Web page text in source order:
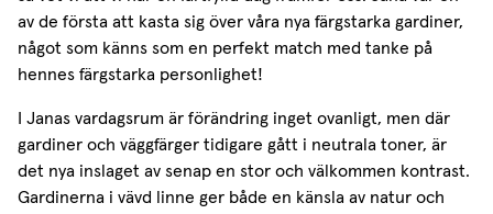
av de första att kasta sig över våra nya färgstarka gardiner,
något som känns som en perfekt match med tanke på
hennes färgstarka personlighet!
I Janas vardagsrum är förändring inget ovanligt, men där
gardiner och väggfärger tidigare gått i neutrala toner, är
det nya inslaget av senap en stor och välkommen kontrast.
Gardinerna i vävd linne ger både en känsla av natur och